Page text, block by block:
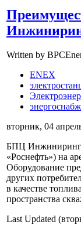
Written by
ENEX
вторник, 04
БПЦ Инжиниринг
«Роснефть») на
Оборудование
других
в качестве
пространства
Last Updated